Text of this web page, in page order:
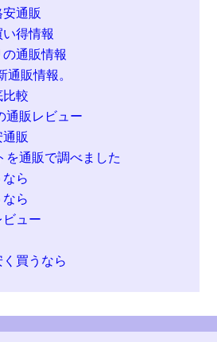
通販
得情報
通販情報
通販情報。
比較
通販レビュー
販
を通販で調べました
ら
ら
ビュー
買うなら